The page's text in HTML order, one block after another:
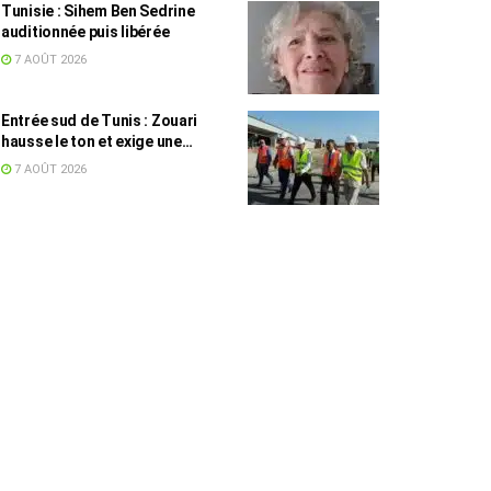
Tunisie : Sihem Ben Sedrine
auditionnée puis libérée
7 AOÛT 2026
Entrée sud de Tunis : Zouari
hausse le ton et exige une
accélération des travaux
7 AOÛT 2026